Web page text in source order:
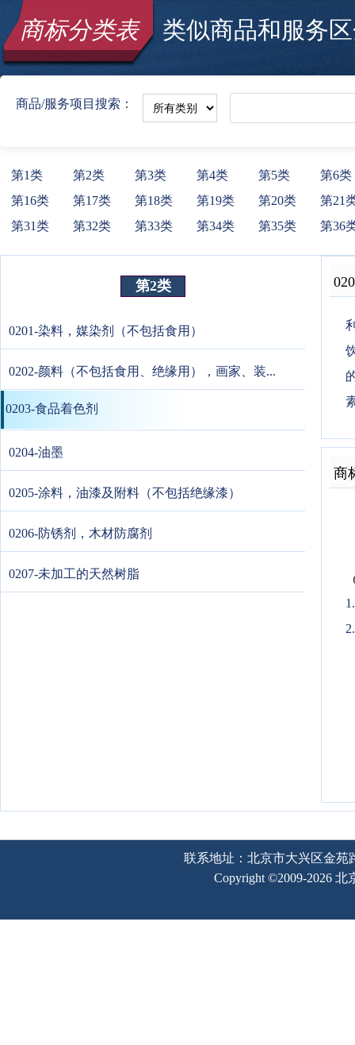
商标分类表类似商品和服务区
商品/服务项目搜索：
第1类 第2类 第3类 第4类 第5类
第6类
第16类
第17类 第18类 第19类 第20类
第21
第31类
第32类 第33类 第34类 第35类 第36
第2类
0201-染料，媒染剂（不包括食用）
0202-颜料（不包括食用、绝缘用），画家、装...
0203-食品着色剂
0204-油墨
0205-涂料，油漆及附料（不包括绝缘漆）
0206-防锈剂，木材防腐剂
0207-未加工的天然树脂
商
联系地址：北京市大兴区金苑
Copyright ©2009-2026 北